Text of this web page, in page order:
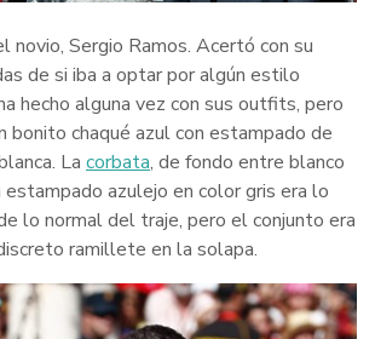
novio, Sergio Ramos. Acertó con su
de si iba a optar por algún estilo
hecho alguna vez con sus outfits, pero
bonito chaqué azul con estampado de
La corbata, de fondo entre blanco
azulejo en color gris era lo
lo normal del traje, pero el conjunto era
ramillete en la solapa.